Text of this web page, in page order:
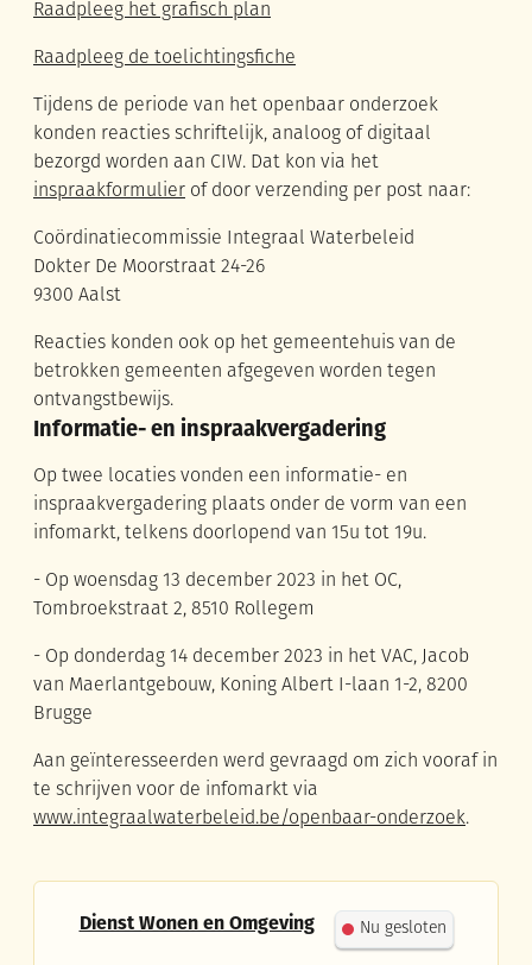
Raadpleeg het grafisch plan
Raadpleeg de toelichtingsfiche
Tijdens de periode van het openbaar onderzoek
konden reacties schriftelijk, analoog of digitaal
bezorgd worden aan CIW. Dat kon via het
inspraakformulier of door verzending per post naar:
Coördinatiecommissie Integraal Waterbeleid
Dokter De Moorstraat 24-26
9300 Aalst
Reacties konden ook op het gemeentehuis van de
betrokken gemeenten afgegeven worden tegen
ontvangstbewijs.
Informatie- en inspraakvergadering
Op twee locaties vonden een informatie- en
inspraakvergadering plaats onder de vorm van een
infomarkt, telkens doorlopend van 15u tot 19u.
- Op woensdag 13 december 2023 in het OC,
Tombroekstraat 2, 8510 Rollegem
- Op donderdag 14 december 2023 in het VAC, Jacob
van Maerlantgebouw, Koning Albert I-laan 1-2, 8200
Brugge
Aan geïnteresseerden werd gevraagd om zich vooraf in
te schrijven voor de infomarkt via
www.integraalwaterbeleid.be/openbaar-onderzoek.
Contact
Dienst Wonen en Omgeving Nu gesloten